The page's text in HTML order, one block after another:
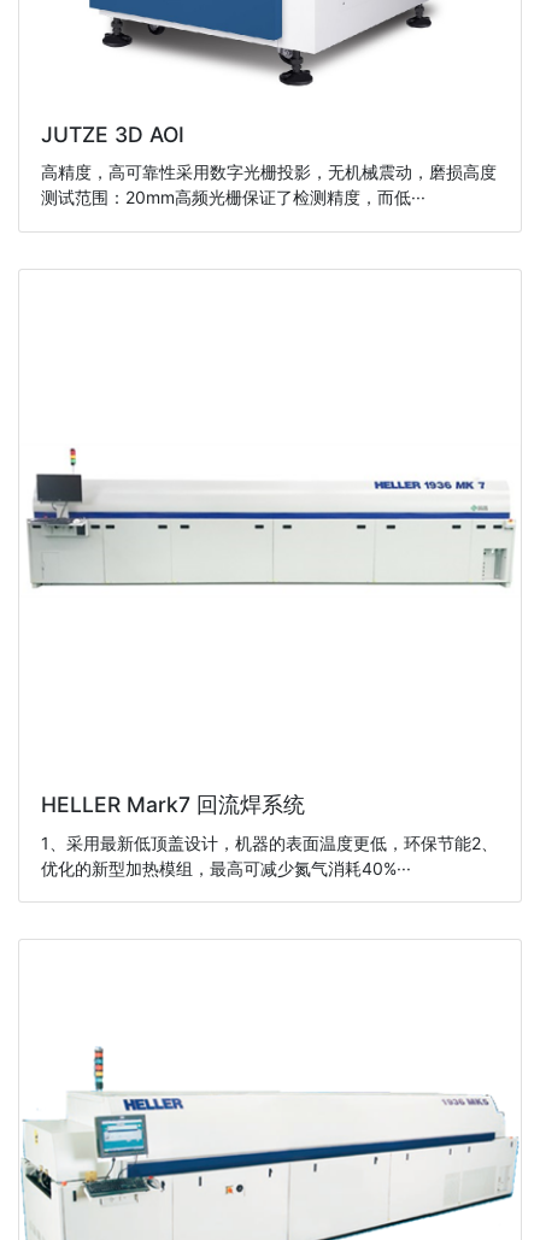
JUTZE 3D AOI
高精度，高可靠性采用数字光栅投影，无机械震动，磨损高度
测试范围：20mm高频光栅保证了检测精度，而低···
HELLER Mark7 回流焊系统
1、采用最新低顶盖设计，机器的表面温度更低，环保节能2、
优化的新型加热模组，最高可减少氮气消耗40%···